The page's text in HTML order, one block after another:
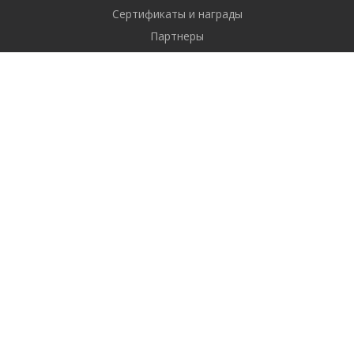
Сертификаты и награды
Партнеры